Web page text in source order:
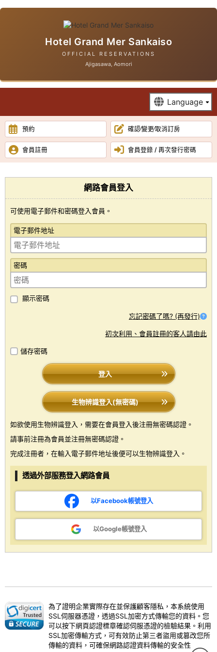
Hotel Grand Mer Sankaiso
OFFICIAL RESERVATIONS
Ajigasawa, Aomori
預約 確認∕變更∕取消訂房
會員註冊 會員登錄 / 再次發行密碼
網路會員登入
可使用電子郵件和密碼登入會員。
電子郵件地址
密碼
顯示密碼
忘記密碼了嗎? (再發行)
初次利用、會員註冊的客人請由此
儲存密碼
登入
生物辨識登入(無密碼)
如欲使用生物辨識登入，需要在會員登入後注冊無密碼認證。
請事前注冊為會員並注冊無密碼認證。
完成注冊者，在輸入電子郵件地址後便可以生物辨識登入。
透過外部服務登入網路會員
以Facebook帳號登入
以Google帳號登入
為了證明企業實際存在並保護顧客隱私，本系統使用
SSL伺服器憑證，透過SSL加密方式傳輸您的資料。您
可以按下網頁認證標章確認伺服憑證的檢驗結果。利用
SSL加密傳輸方式，可有效防止第三者盜用或篡改您所
傳輸的資料，可確保網路認證資料傳輸的安全性